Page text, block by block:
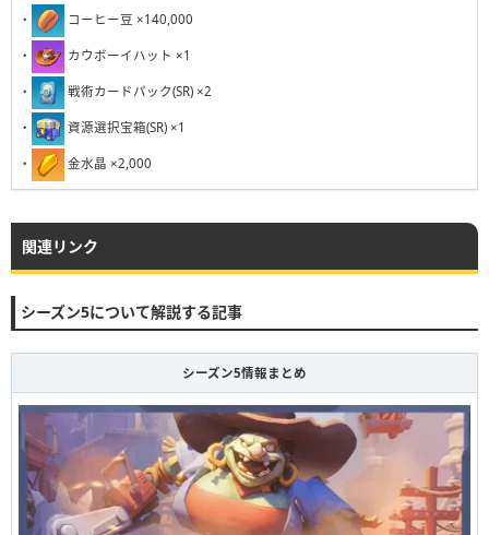
・ コーヒー豆 ×140,000
・ カウボーイハット ×1
・ 戦術カードパック(SR) ×2
・ 資源選択宝箱(SR) ×1
・ 金水晶 ×2,000
関連リンク
シーズン5について解説する記事
シーズン5情報まとめ